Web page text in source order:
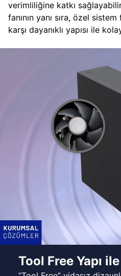
verimliliğine katkı
fanının yanı sıra, özel
karşı dayanıklı yapısı ile
Tool Free Yapı